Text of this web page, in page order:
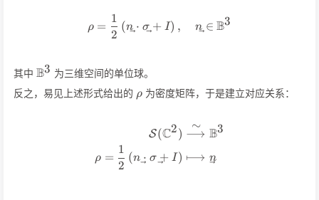
\rho=\frac
ρ =
2
1
(n ⋅ σ + I) , n ∈ B3
其中 \mathbb{B}^3
B3 为三维空间的单位球。
反之，易见上述形式给出的 \rho
ρ 为密度矩阵，于是建立对应关系：
\begin{align*}
S(C2)
ρ =
2
1
(n ⋅ σ + I)
⟶
∼
B3
⟼ n